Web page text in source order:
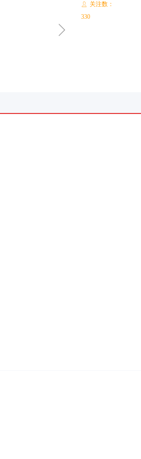
ꁇ
ꄑ 关注数：
330